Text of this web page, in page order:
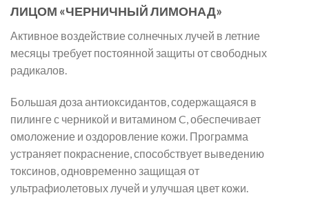
ЛИЦОМ «ЧЕРНИЧНЫЙ ЛИМОНАД»
Активное воздействие солнечных лучей в летние
месяцы требует постоянной защиты от свободных
радикалов.
Большая доза антиоксидантов, содержащаяся в
пилинге с черникой и витамином C, обеспечивает
омоложение и оздоровление кожи. Программа
устраняет покраснение, способствует выведению
токсинов, одновременно защищая от
ультрафиолетовых лучей и улучшая цвет кожи.